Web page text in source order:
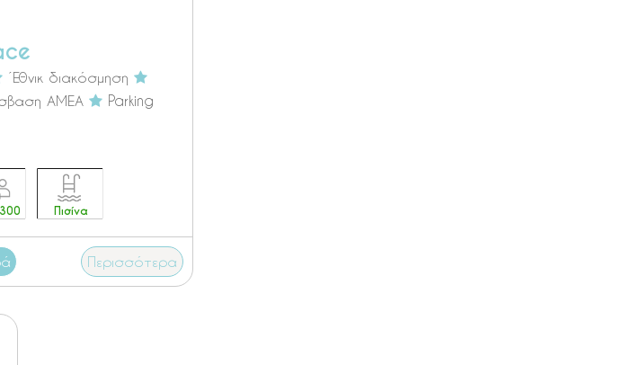
Έθνικ διακόσμηση
ΑΜΕΑ Parking
Πισίνα
Περισσότερα